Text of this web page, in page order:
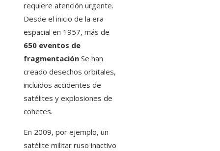
requiere atención urgente.
Desde el inicio de la era
espacial en 1957, más de
650 eventos de
fragmentación Se han
creado desechos orbitales,
incluidos accidentes de
satélites y explosiones de
cohetes.
En 2009, por ejemplo, un
satélite militar ruso inactivo